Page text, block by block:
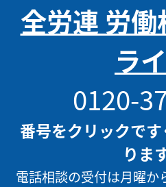
全労連 労
ラ
0120-
番号をクリックで
りま
電話相談の受付は月曜か